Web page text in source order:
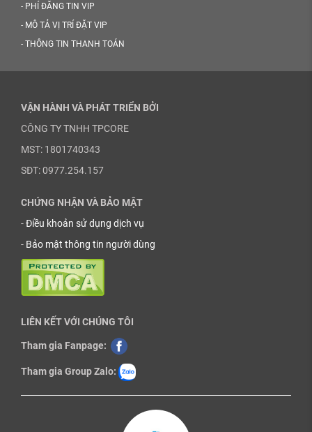
- PHÍ ĐĂNG TIN VIP
- MÔ TẢ VỊ TRÍ ĐẶT VIP
- THÔNG TIN THANH TOÁN
VẬN HÀNH VÀ PHÁT TRIỂN BỞI
CÔNG TY TNHH TPCORE
MST: 1801740343
SĐT: 0977.254.157
CHỨNG NHẬN VÀ BẢO MẬT
-Điều khoản sử dụng dịch vụ
- Bảo mật thông tin người dùng
LIÊN KẾT VỚI CHÚNG TÔI
Tham gia Fanpage:
Tham gia Group Zalo: